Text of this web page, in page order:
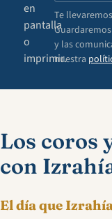
en
pantalla
o
imprimir.
Te
y las
nuestra
Los coros
con
El día que